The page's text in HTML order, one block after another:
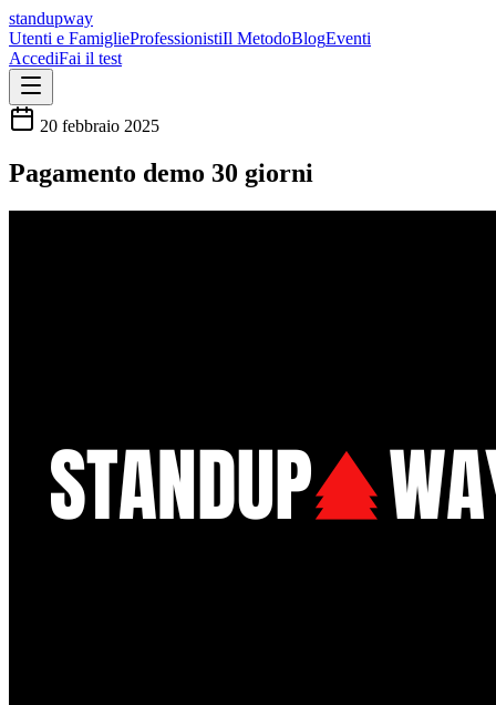
standupway
Utenti e FamiglieProfessionistiIl MetodoBlogEventi
AccediFai il test
20 febbraio 2025
Pagamento demo 30 giorni